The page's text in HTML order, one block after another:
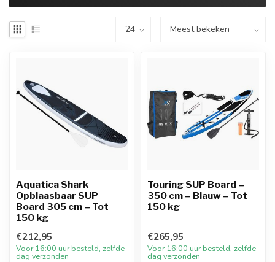
Aquatica Shark
Opblaasbaar SUP
Board 305 cm – Tot
150 kg
€212,95
Voor 16:00 uur besteld, zelfde
dag verzonden
Touring SUP Board –
350 cm – Blauw – Tot
150 kg
€265,95
Voor 16:00 uur besteld, zelfde
dag verzonden